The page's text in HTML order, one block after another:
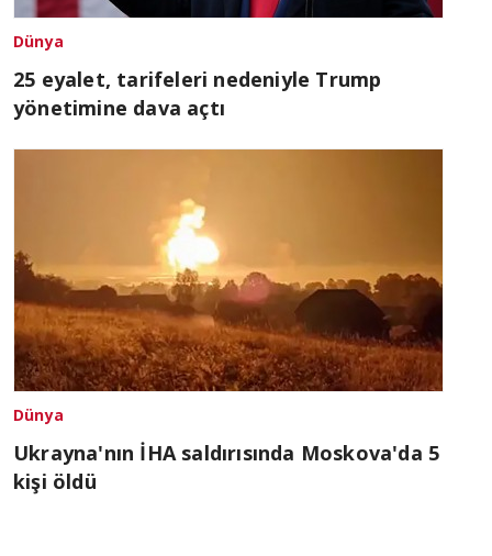
Dünya
25 eyalet, tarifeleri nedeniyle Trump
yönetimine dava açtı
Dünya
Ukrayna'nın İHA saldırısında Moskova'da 5
kişi öldü